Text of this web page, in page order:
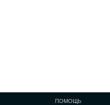
ПОМОЩЬ